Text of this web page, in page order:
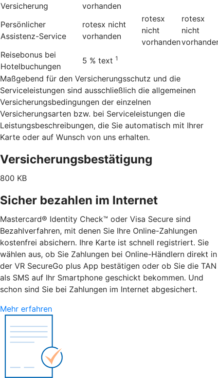
Versicherung
vorhanden
Persönlicher
Assistenz-Service
rotesx nicht
vorhanden
rotesx
nicht
vorhanden
rotesx
nicht
Reisebonus bei
Hotelbuchungen
5 % text 1
Maßgebend für den Versicherungsschutz und die
Serviceleistungen sind ausschließlich die allgemeinen
Versicherungsbedingungen der einzelnen
Versicherungsarten bzw. bei Serviceleistungen die
Leistungsbeschreibungen, die Sie automatisch mit Ihrer
Karte oder auf Wunsch von uns erhalten.
Versicherungsbestätigung
800 KB
Sicher bezahlen im Internet
Mastercard® Identity Check™ oder Visa Secure sind
Bezahlverfahren, mit denen Sie Ihre Online-Zahlungen
kostenfrei absichern. Ihre Karte ist schnell registriert. Sie
wählen aus, ob Sie Zahlungen bei Online-Händlern direkt in
der VR SecureGo plus App bestätigen oder ob Sie die TAN
als SMS auf Ihr Smartphone geschickt bekommen. Und
schon sind Sie bei Zahlungen im Internet abgesichert.
Mehr erfahren